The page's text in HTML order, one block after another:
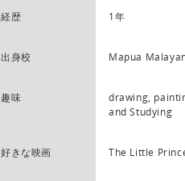
経歴 1年
出身校 Mapua
趣味
drawing,
and Studying
好きな映画 The Little